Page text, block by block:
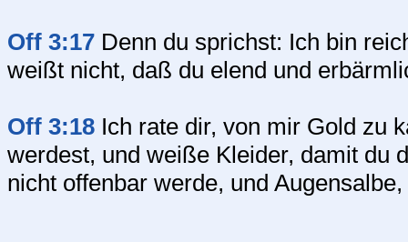
Off 3:17 Denn du sprichst: Ich bin
weißt nicht, daß du elend und
Off 3:18 Ich rate dir, von mir Gold zu
werdest, und weiße Kleider, damit du
nicht offenbar werde, und